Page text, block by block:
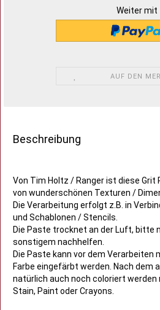
Weiter mit
AUF DEN
Beschreibung
Von Tim Holtz / Ranger ist diese
von wunderschönen Texturen /
Die Verarbeitung erfolgt z.B. in
und Schablonen / Stencils.
Die Paste trocknet an der Luft, bitte
sonstigem nachhelfen.
Die Paste kann vor dem Verarbeiten
Farbe eingefärbt werden. Nach dem
natürlich auch noch coloriert werden
Stain, Paint oder Crayons.